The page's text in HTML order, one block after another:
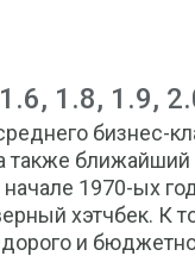
1.8, 1.9,
бизнес-
также ближайший
1970-ых
хэтчбек. К
и